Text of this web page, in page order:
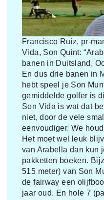
Francisco Ruiz, pr-
Vida, Son Quint:
banen in Duitsland,
En dus drie banen in
hebt speel je Son
gemiddelde golfer is
Son Vida is wat dat
niet, door de vele
eenvoudiger. We
Het moet wel leuk
van Arabella dan kun
pakketten boeken.
515 meter) van Son
de fairway een
jaar oud. En hole 7